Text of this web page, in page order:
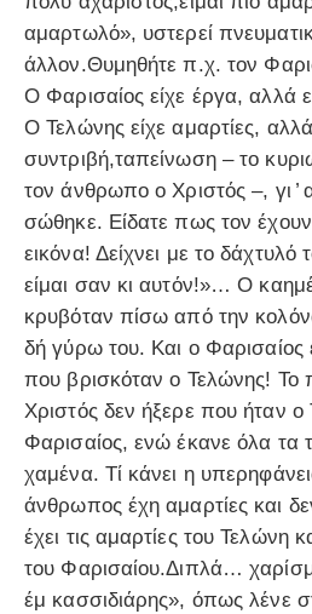
αμαρτωλό», υστερεί
άλλον.Θυμηθήτε π.χ. τον
Ο Φαρισαίος είχε έργα, αλλά
Ο Τελώνης είχε αμαρτίες,
συντριβή,ταπείνωση – το
τον άνθρωπο ο Χριστός –, γι
σώθηκε. Είδατε πως τον
εικόνα! Δείχνει με το
είμαι σαν κι αυτόν!»… Ο
κρυβόταν πίσω από την
δή γύρω του. Και ο Φαρισαίος
που βρισκόταν ο Τελώνης! Το
Χριστός δεν ήξερε που ήταν
Φαρισαίος, ενώ έκανε όλα τα
χαμένα. Τί κάνει η
άνθρωπος έχη αμαρτίες και
έχει τις αμαρτίες του Τελώνη
του Φαρισαίου.Διπλά…
έμ κασσιδιάρης», όπως λένε